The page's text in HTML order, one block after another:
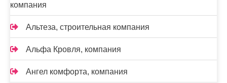
компания
Альтеза, строительная компания
Альфа Кровля, компания
Ангел комфорта, компания